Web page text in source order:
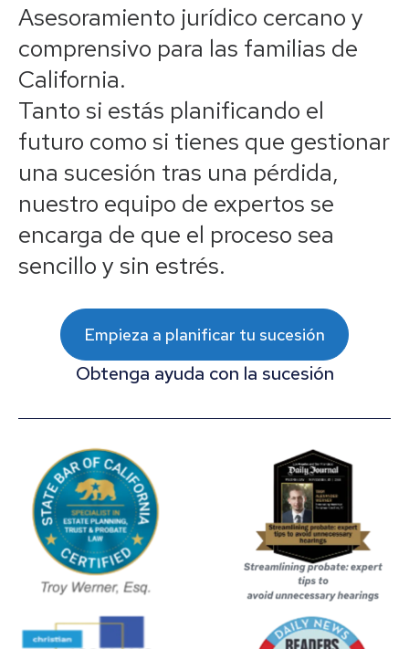
Asesoramiento jurídico cercano y
comprensivo para las familias de
California.
Tanto si estás planificando el
futuro como si tienes que gestionar
una sucesión tras una pérdida,
nuestro equipo de expertos se
encarga de que el proceso sea
sencillo y sin estrés.
Empieza a planificar tu sucesión
Obtenga ayuda con la sucesión